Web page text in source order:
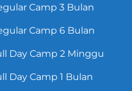
Camp 3 Bulan
Camp 6 Bulan
Day Camp 2 Minggu
Day Camp 1 Bulan